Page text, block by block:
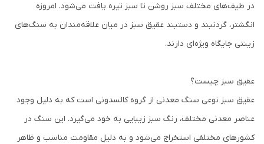
در طیف‌های مختلف سبز روشن تا سبز تیره یافت می‌شود. امروزه
انگشتر، گردنبند و دستبند عقیق سبز در میان علاقه‌مندان به سنگ‌های
زینتی جایگاه ویژه‌ای دارند.
عقیق سبز چیست؟
عقیق سبز نوعی سنگ معدنی از گروه کالسدونی است که به دلیل وجود
عناصر معدنی مختلف، رنگ سبز زیبایی به خود می‌گیرد. این سنگ در
کشورهای مختلفی استخراج می‌شود و به دلیل مقاومت مناسب و ظاهر